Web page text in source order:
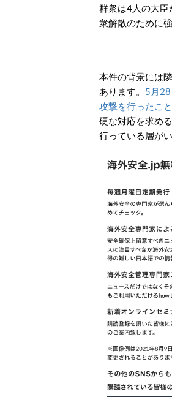
群衆は4人の大臣
衆解散のために
本件の背景には
あります。 5月
攻撃を行ったこ
硬な対応を求め
行っている層が